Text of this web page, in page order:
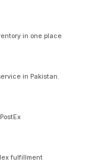
in one place
in Pakistan.
fulfillment